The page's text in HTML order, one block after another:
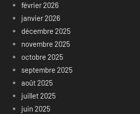
février 2026
janvier 2026
décembre 2025
novembre 2025
octobre 2025
septembre 2025
août 2025
juillet 2025
juin 2025